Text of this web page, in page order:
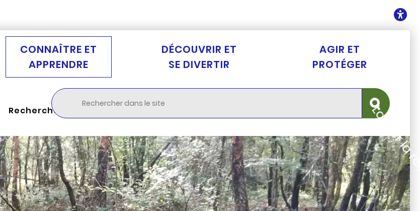
CONNAÎTRE ET
APPRENDRE
DÉCOUVRIR ET
SE DIVERTIR
AGIR ET
PROTÉGER
Rechercher